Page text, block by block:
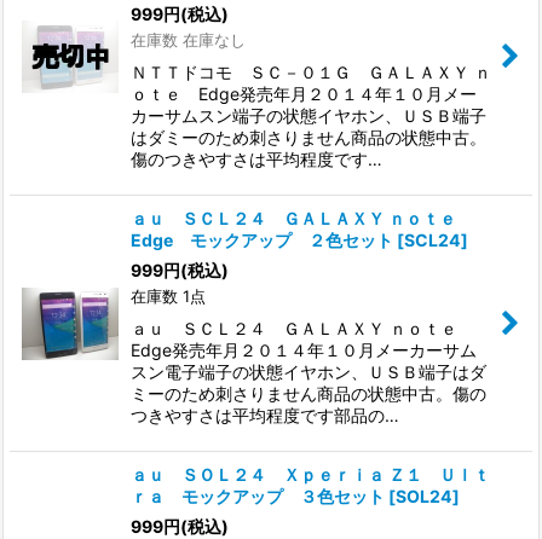
999円(税込)
在庫数 在庫なし
ＮＴＴドコモ ＳＣ－０１Ｇ ＧＡＬＡＸＹ ｎ
ｏｔｅ Edge発売年月２０１４年１０月メー
カーサムスン端子の状態イヤホン、ＵＳＢ端子
はダミーのため刺さりません商品の状態中古。
傷のつきやすさは平均程度です…
ａｕ ＳＣＬ２４ ＧＡＬＡＸＹ ｎｏｔｅ
Edge モックアップ ２色セット [SCL24]
999円(税込)
在庫数 1点
ａｕ ＳＣＬ２４ ＧＡＬＡＸＹ ｎｏｔｅ
Edge発売年月２０１４年１０月メーカーサム
スン電子端子の状態イヤホン、ＵＳＢ端子はダ
ミーのため刺さりません商品の状態中古。傷の
つきやすさは平均程度です部品の…
ａｕ ＳＯＬ２４ Ｘｐｅｒｉａ Ｚ１ Ｕｌｔ
ｒａ モックアップ ３色セット [SOL24]
999円(税込)